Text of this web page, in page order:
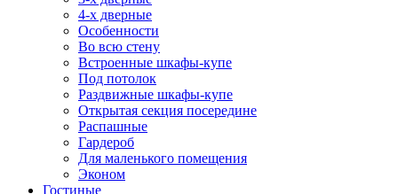
4-х дверные
Особенности
Во всю стену
Встроенные шкафы-купе
Под потолок
Раздвижные шкафы-купе
Открытая секция посередине
Распашные
Гардероб
Для маленького помещения
Эконом
Гостиные